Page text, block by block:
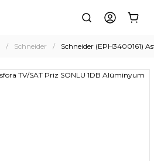
Schneider Schneider (EPH3400161)